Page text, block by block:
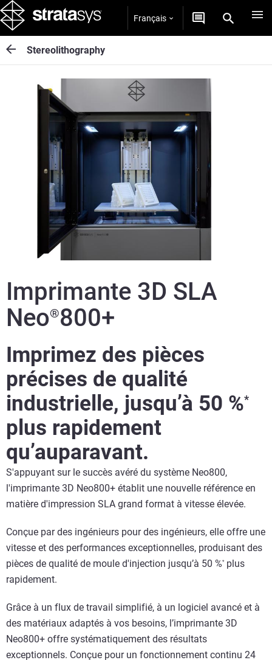
Français
Stereolithography
Imprimante 3D SLA
Neo®800+
Imprimez des pièces
précises de qualité
industrielle, jusqu’à 50 %*
plus rapidement
qu’auparavant.
S'appuyant sur le succès avéré du système Neo800,
l'imprimante 3D Neo800+ établit une nouvelle référence en
matière d'impression SLA grand format à vitesse élevée.
Conçue par des ingénieurs pour des ingénieurs, elle offre une
vitesse et des performances exceptionnelles, produisant des
pièces de qualité de moule d'injection jusqu’à 50 %*plus
rapidement.
Grâce à un flux de travail simplifié, à un logiciel avancé et à
des matériaux adaptés à vos besoins, l’imprimante 3D
Neo800+ offre systématiquement des résultats
exceptionnels. Conçue pour un fonctionnement continu 24